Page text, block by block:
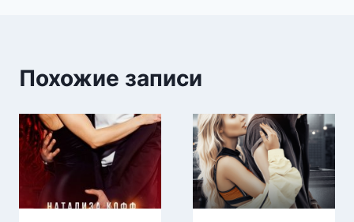
Похожие записи